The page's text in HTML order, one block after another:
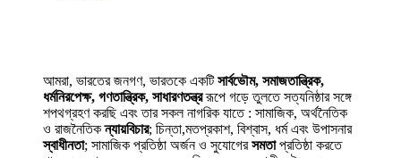
আমরা, ভারতের জনগণ, ভারতকে একটিসার্বভৌম, সমাজতান্ত্রিক,
ধর্মনিরপেক্ষ, গণতান্ত্রিক, সাধারণতন্ত্ররূপে গড়ে তুলতে সত্যনিষ্ঠার সঙ্গে
শপথগ্রহণ করছি এবং তার সকল নাগরিক যাতে : সামাজিক, অর্থনৈতিক
ও রাজনৈতিকন্যায়বিচার; চিন্তা,মতপ্রকাশ, বিশ্বাস, ধর্ম এবং উপাসনার
স্বাধীনতা; সামাজিক প্রতিষ্ঠা অর্জন ও সুযোগেরসমতাপ্রতিষ্ঠা করতে